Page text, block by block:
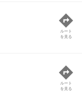
ルート
を見る
ルート
を見る